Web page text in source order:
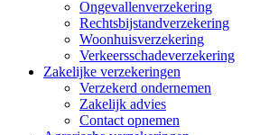
Ongevallenverzekering
Rechtsbijstandverzekering
Woonhuisverzekering
Verkeersschadeverzekering
Zakelijke verzekeringen
Verzekerd ondernemen
Zakelijk advies
Contact opnemen